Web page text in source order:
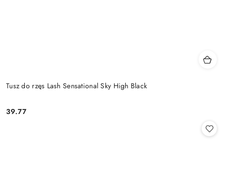
Tusz do rzęs Lash Sensational Sky High Black
Cena:
39.77